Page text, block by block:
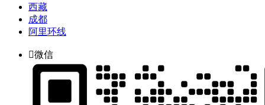
西藏
成都
阿里环线
微信